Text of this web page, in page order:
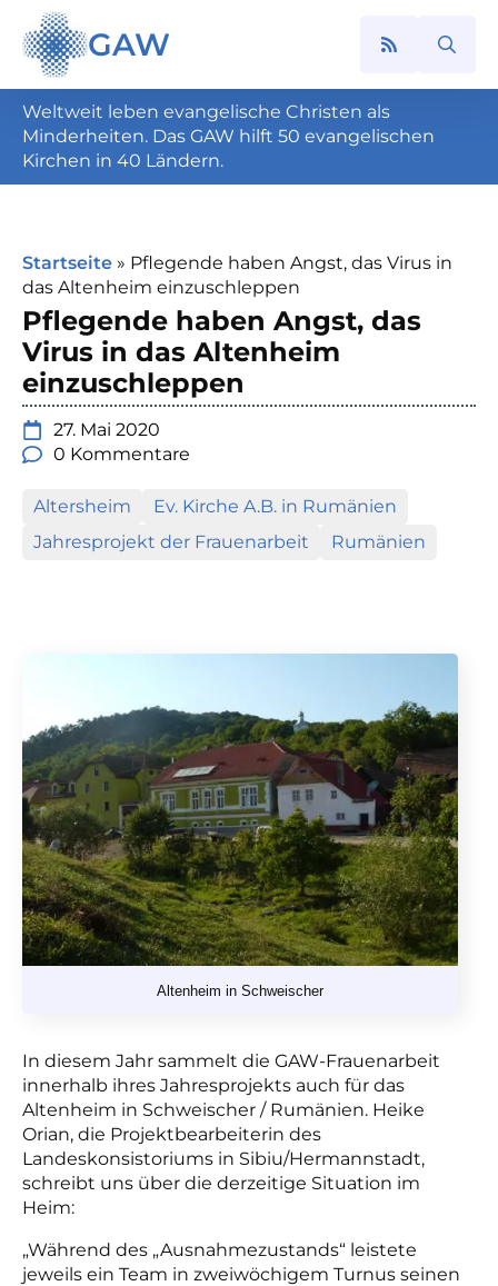
GAW
Search
Weltweit leben evangelische Christen als
Minderheiten. Das GAW hilft 50 evangelischen
Kirchen in 40 Ländern.
Startseite » Pflegende haben Angst, das Virus in
das Altenheim einzuschleppen
Pflegende haben Angst, das
Virus in das Altenheim
einzuschleppen
27. Mai 2020
0 Kommentare
Altersheim
Ev. Kirche A.B. in Rumänien
Jahresprojekt der Frauenarbeit
Rumänien
Altenheim in Schweischer
In diesem Jahr sammelt die GAW-Frauenarbeit
innerhalb ihres Jahresprojekts auch für das
Altenheim in Schweischer / Rumänien. Heike
Orian, die Projektbearbeiterin des
Landeskonsistoriums in Sibiu/Hermannstadt,
schreibt uns über die derzeitige Situation im
Heim:
„Während des „Ausnahmezustands“ leistete
jeweils ein Team in zweiwöchigem Turnus seinen